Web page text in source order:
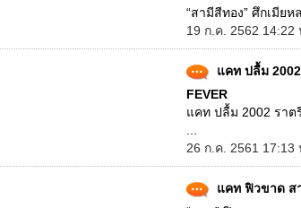
“สามีสีทอง” ศึกเมียห
19 ก.ค. 2562 14:22
แคท ปลื้ม
FEVER
แคท ปลื้ม 2002 ราต
26 ก.ค. 2561 17:13
แคท ฟิวขาด ส